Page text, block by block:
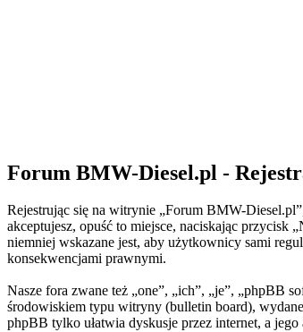
Forum BMW-Diesel.pl -
Rejestrując się na witrynie „Forum BMW-
akceptujesz, opuść to miejsce, naciskając
niemniej wskazane jest, aby użytkownicy sami
konsekwencjami prawnymi.
Nasze fora zwane też „one”, „ich”, „je”, „phpBB
środowiskiem typu witryny (bulletin board),
phpBB tylko ułatwia dyskusje przez internet, a